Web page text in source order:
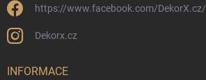
https://www.facebook.com/DekorX.cz/
Dekorx.cz
INFORMACE